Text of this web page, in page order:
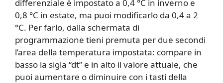
differenziale è impostato a 0,4 °C in inverno e
0,8 °C in estate, ma puoi modificarlo da 0,4 a 2
°C. Per farlo, dalla schermata di
programmazione tieni premuta per due secondi
l’area della temperatura impostata: compare in
basso la sigla “dt” e in alto il valore attuale, che
puoi aumentare o diminuire con i tasti della